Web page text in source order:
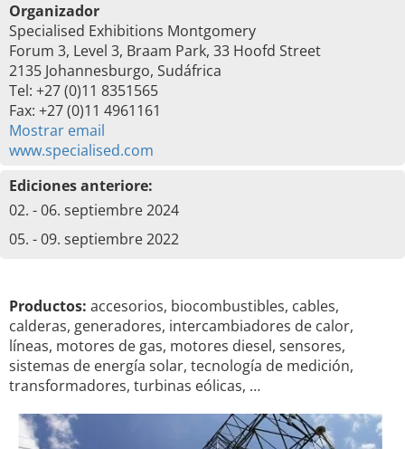
Organizador
Specialised Exhibitions Montgomery
Forum 3, Level 3, Braam Park, 33 Hoofd Street
2135 Johannesburgo, Sudáfrica
Tel: +27 (0)11 8351565
Fax: +27 (0)11 4961161
Mostrar email
www.specialised.com
Ediciones anteriore:
02. - 06. septiembre 2024
05. - 09. septiembre 2022
Productos: accesorios, biocombustibles, cables,
calderas, generadores, intercambiadores de calor,
líneas, motores de gas, motores diesel, sensores,
sistemas de energía solar, tecnología de medición,
transformadores, turbinas eólicas, …